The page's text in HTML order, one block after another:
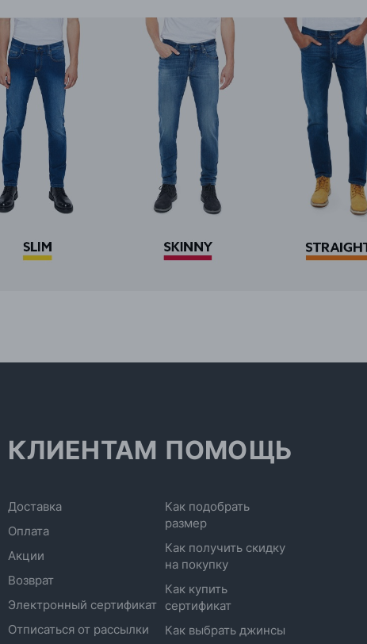
КЛИЕНТАМ
Доставка
Оплата
Акции
Возврат
Электронный сертификат
Отписаться от рассылки
ПОМОЩЬ
Как подобрать
размер
Как получить скидку
на покупку
Как купить
сертификат
Как выбрать джинсы